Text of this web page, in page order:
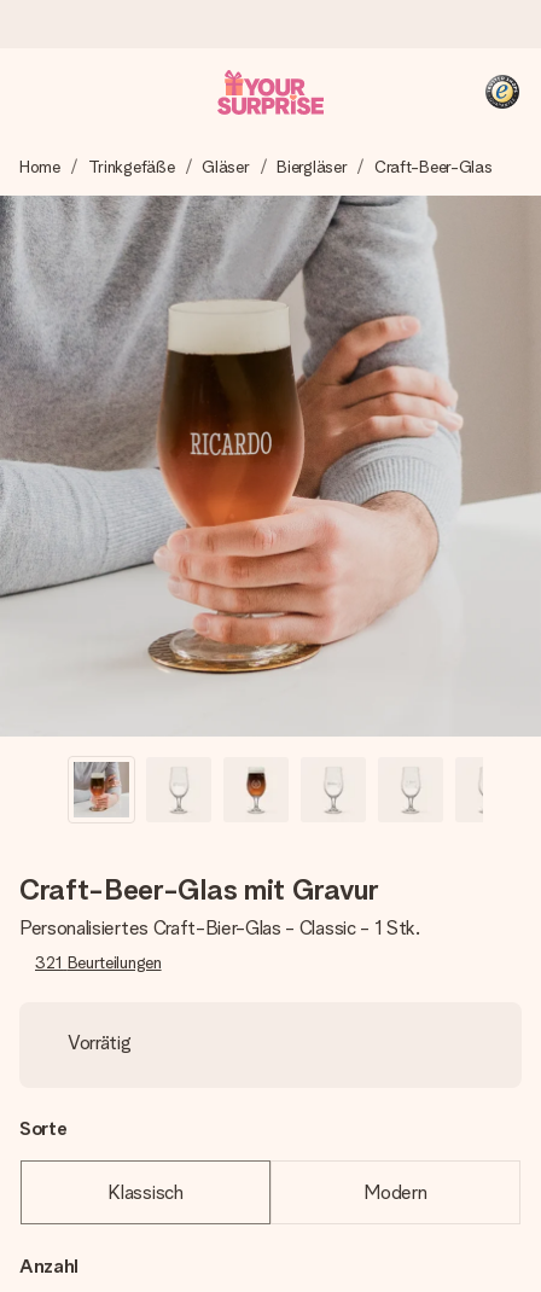
Wir bereiten dein Geschenk sorgfältig vor und schicken es
blitzschnell – damit du es genau zum richtigen Zeitpunkt
überreichen kannst, wenn es am meisten zählt.
4,8 (basierend auf +15.000 Bewertungen)
Unsere Geschenke begeistern. Kunden bewerten uns mit
4,8 bei Google Reviews (Gesamtergebnis aller Länder, in
die wir versenden).
+49 39292 929695
Montag - Freitag : 8:30 - 17:00 Uhr
Samstag - Sonntag : 8:30 - 13:00 Uhr
Home Trinkgefäße Gläser Biergläser Craft-Beer-Glas
Craft-Beer-Glas mit Gravur
Personalisiertes Craft-Bier-Glas - Classic - 1 Stk.
321 Beurteilungen
Vorrätig
Sorte
Klassisch Modern
Anzahl